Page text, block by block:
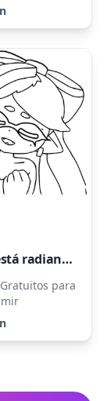
Callie está radiante com sua vitória.
Gratuitos para